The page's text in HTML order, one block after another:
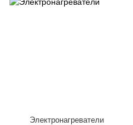
Электронагреватели